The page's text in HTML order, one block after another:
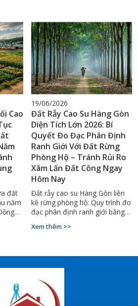
Gọi
Cao
đất
năm
19/06/2026
Đất Rẫy Cao Su Hàng Gòn
Diện Tích Lớn 2026: Bí
Quyết Đo Đạc Phân Định
Ranh Giới Với Đất Rừng
Phòng Hộ – Tránh Rủi Ro
Xâm Lấn Đất Công Ngay
Hôm Nay
Đất rẫy cao su Hàng Gòn liền
kề rừng phòng hộ: Quy trình đo
đạc phân định ranh giới bằng
0927.900.068 – Đo Đạc Đồng
Xem thêm >>